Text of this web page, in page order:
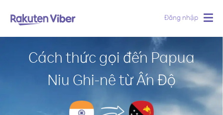
Đăng nhập
Cách thức gọi đến Papua
Niu Ghi-nê từ Ấn Độ